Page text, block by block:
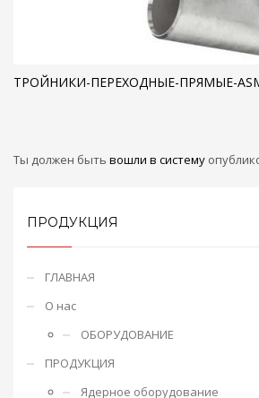
ТРОЙНИКИ-ПЕРЕХОДНЫЕ-ПРЯМЫЕ-
Ты должен быть вошли в систему
ПРОДУКЦИЯ
ГЛАВНАЯ
О нас
ОБОРУДОВАНИЕ
ПРОДУКЦИЯ
Ядерное оборудование